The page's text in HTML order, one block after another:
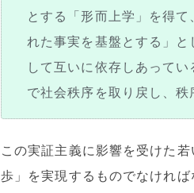
とする「形而上学」を得
れた事実を基盤とする」
して互いに依存しあって
で社会秩序を取り戻し、秩
この実証主義に影響を受けた
歩」を実現するものでなけれ